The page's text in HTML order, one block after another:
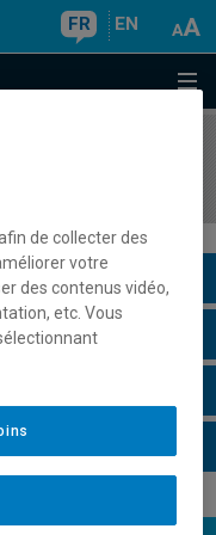
FR EN
de collecter des
votre
des contenus vidéo,
etc. Vous